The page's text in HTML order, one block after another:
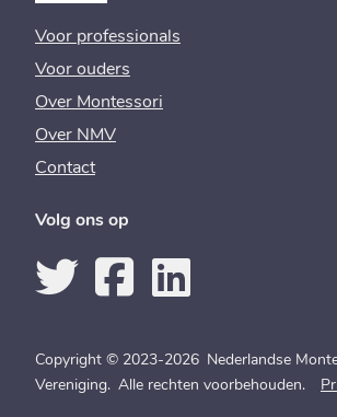
Voor professionals
Voor ouders
Over Montessori
Over NMV
Contact
Volg ons op
Copyright © 2023-2026 Nederlandse
Vereniging. Alle rechten voorbehouden.